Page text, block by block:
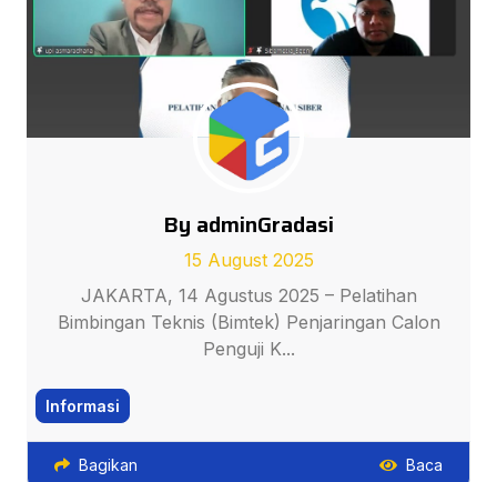
By adminGradasi
15 August 2025
JAKARTA, 14 Agustus 2025 – Pelatihan
Bimbingan Teknis (Bimtek) Penjaringan Calon
Penguji K...
Informasi
Bagikan Baca